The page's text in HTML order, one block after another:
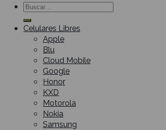
Buscar
por:
Celulares Libres
Apple
Blu
Cloud Mobile
Google
Honor
KXD
Motorola
Nokia
Samsung